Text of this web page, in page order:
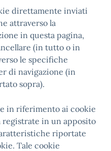
direttamente inviati
attraverso la
in questa pagina,
(in tutto o in
le specifiche
di navigazione (in
sopra).
in riferimento ai cookie
registrate in un apposito
riportate
Tale cookie